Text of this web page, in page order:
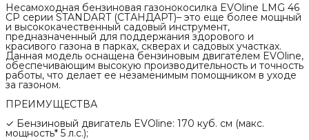
Несамоходная бензиновая газонокосилка EVOline LMG 46
CP серии STANDART (СТАНДАРТ)– это еще более мощный
и высококачественный садовый инструмент,
предназначенный для поддержания здорового и
красивого газона в парках, скверах и садовых участках.
Данная модель оснащена бензиновым двигателем EVOline,
обеспечивающим высокую производительность и точность
работы, что делает ее незаменимым помощником в уходе
за газоном.
ПРЕИМУЩЕСТВА
✓ Бензиновый двигатель EVOline: 170 куб. см (макс.
мощность* 5 л.с.);